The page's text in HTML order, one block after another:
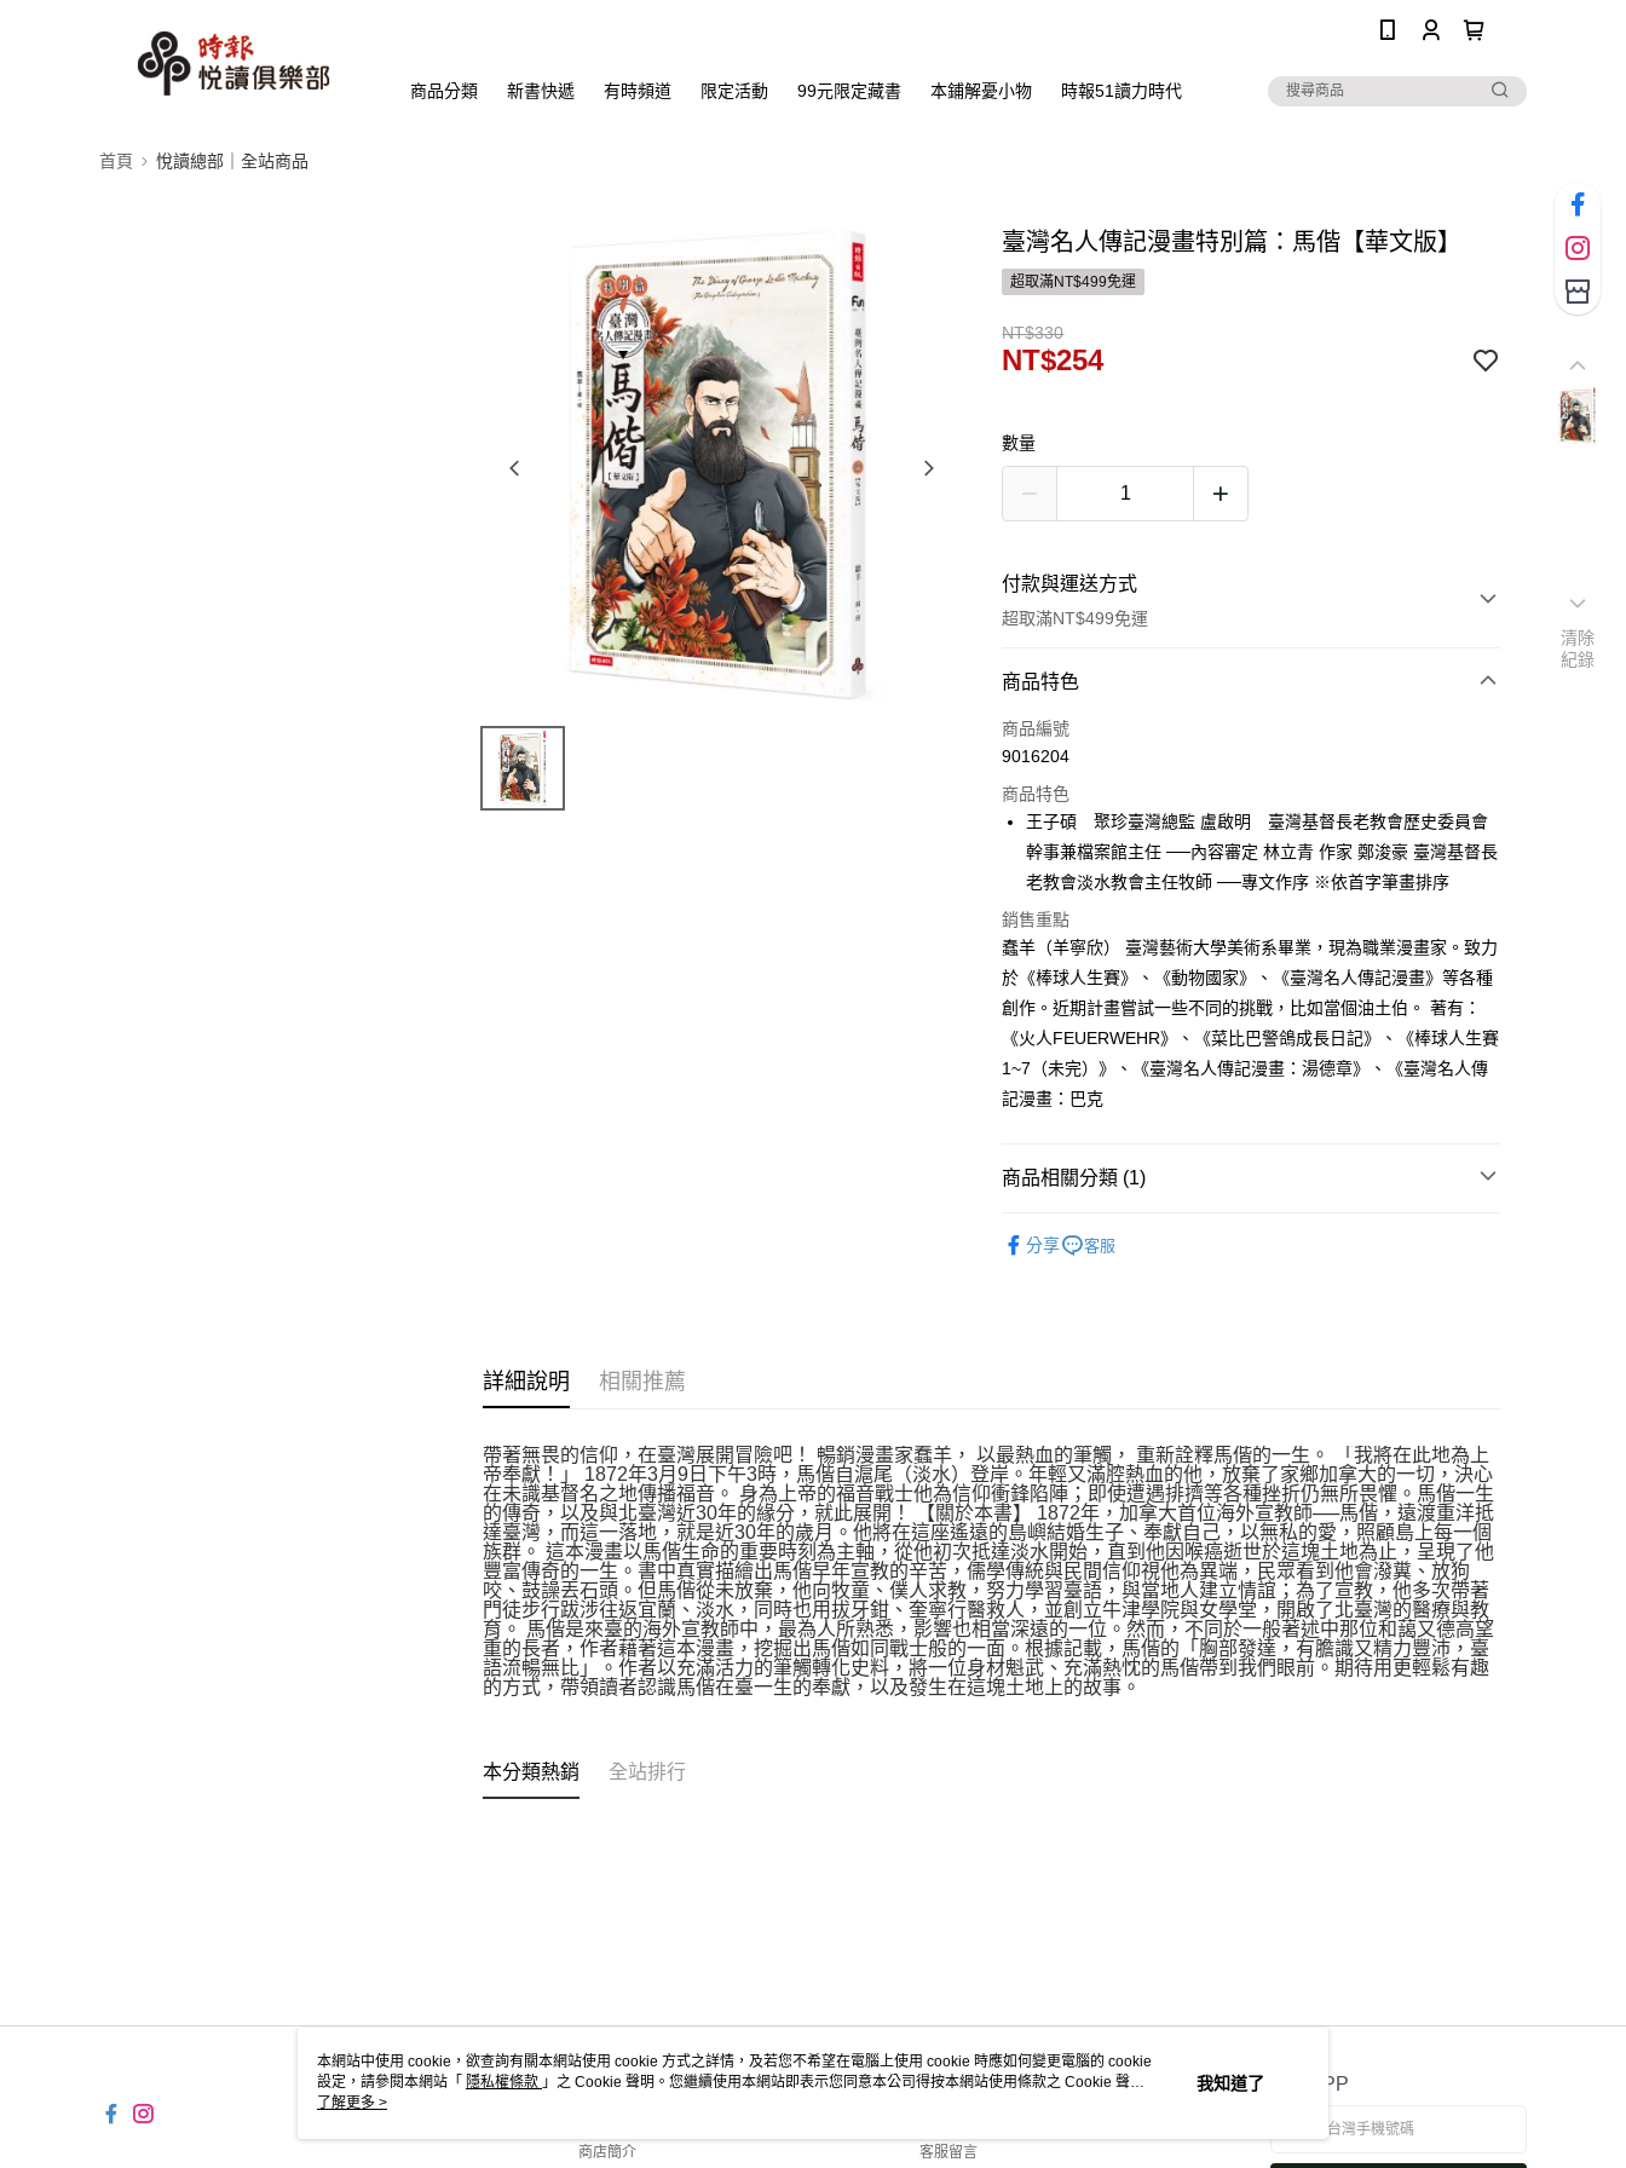
商品分類 新書快遞 有時頻道 限定活動 99元限定藏書 本鋪解憂小物 時報51讀力時代
首頁 悅讀總部｜全站商品
臺灣名人傳記漫畫特別篇：馬偕【華文版】
超取滿NT$499免運
NT$330
NT$254
數量
付款與運送方式
超取滿NT$499免運
付款方式
信用卡一次付款
運送方式
付款後全家取貨
每筆NT$60，滿NT$499(含以上)免運費
付款後7-11取貨
每筆NT$60，滿NT$499(含以上)免運費
宅配
每筆NT$100，滿NT$499(含以上)免運費
商品特色
商品編號
9016204
商品特色
王子碩 聚珍臺灣總監 盧啟明 臺灣基督長老教會歷史委員會
幹事兼檔案館主任 ──內容審定 林立青 作家 鄭浚豪 臺灣基督長
老教會淡水教會主任牧師 ──專文作序 ※依首字筆畫排序
銷售重點
蠢羊（羊寧欣） 臺灣藝術大學美術系畢業，現為職業漫畫家。致力
於《棒球人生賽》、《動物國家》、《臺灣名人傳記漫畫》等各種
創作。近期計畫嘗試一些不同的挑戰，比如當個油土伯。 著有：
《火人FEUERWEHR》、《菜比巴警鴿成長日記》、《棒球人生賽
1~7（未完）》、《臺灣名人傳記漫畫：湯德章》、《臺灣名人傳
記漫畫：巴克
商品相關分類 (1)
分享
客服
詳細說明 相關推薦
帶著無畏的信仰，在臺灣展開冒險吧！ 暢銷漫畫家蠢羊， 以最熱血的筆觸， 重新詮釋馬偕的一生。 「我將在此地為上
帝奉獻！」 1872年3月9日下午3時，馬偕自滬尾（淡水）登岸。年輕又滿腔熱血的他，放棄了家鄉加拿大的一切，決心
在未識基督名之地傳播福音。 身為上帝的福音戰士他為信仰衝鋒陷陣；即使遭遇排擠等各種挫折仍無所畏懼。馬偕一生
的傳奇，以及與北臺灣近30年的緣分，就此展開！ 【關於本書】 1872年，加拿大首位海外宣教師──馬偕，遠渡重洋抵
達臺灣，而這一落地，就是近30年的歲月。他將在這座遙遠的島嶼結婚生子、奉獻自己，以無私的愛，照顧島上每一個
族群。 這本漫畫以馬偕生命的重要時刻為主軸，從他初次抵達淡水開始，直到他因喉癌逝世於這塊土地為止，呈現了他
豐富傳奇的一生。書中真實描繪出馬偕早年宣教的辛苦，儒學傳統與民間信仰視他為異端，民眾看到他會潑糞、放狗
咬、鼓譟丟石頭。但馬偕從未放棄，他向牧童、僕人求教，努力學習臺語，與當地人建立情誼；為了宣教，他多次帶著
門徒步行跋涉往返宜蘭、淡水，同時也用拔牙鉗、奎寧行醫救人，並創立牛津學院與女學堂，開啟了北臺灣的醫療與教
育。 馬偕是來臺的海外宣教師中，最為人所熟悉，影響也相當深遠的一位。然而，不同於一般著述中那位和藹又德高望
重的長者，作者藉著這本漫畫，挖掘出馬偕如同戰士般的一面。根據記載，馬偕的「胸部發達，有膽識又精力豐沛，臺
語流暢無比」。作者以充滿活力的筆觸轉化史料，將一位身材魁武、充滿熱忱的馬偕帶到我們眼前。期待用更輕鬆有趣
的方式，帶領讀者認識馬偕在臺一生的奉獻，以及發生在這塊土地上的故事。
本分類熱銷 全站排行
關於我們
商店簡介
客服資訊
客服留言
官方APP
清除
紀錄
本網站中使用 cookie，欲查詢有關本網站使用 cookie 方式之詳情，及若您不希望在電腦上使用 cookie 時應如何變更電腦的 cookie
設定，請參閱本網站「 隱私權條款 」之 Cookie 聲明。您繼續使用本網站即表示您同意本公司得按本網站使用條款之 Cookie 聲明
使用 cookie。
了解更多 >
我知道了